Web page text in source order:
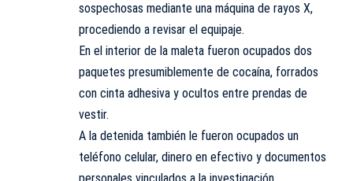
sospechosas mediante una máquina de rayos X,
procediendo a revisar el equipaje.
En el interior de la maleta fueron ocupados dos
paquetes presumiblemente de cocaína, forrados
con cinta adhesiva y ocultos entre prendas de
vestir.
A la detenida también le fueron ocupados un
teléfono celular, dinero en efectivo y documentos